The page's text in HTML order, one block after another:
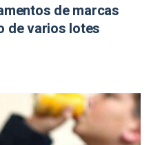
de marcas
de varios lotes